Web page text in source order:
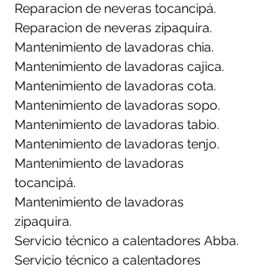
Reparacion de neveras tocancipá.
Reparacion de neveras zipaquira.
Mantenimiento de lavadoras chia.
Mantenimiento de lavadoras cajica.
Mantenimiento de lavadoras cota.
Mantenimiento de lavadoras sopo.
Mantenimiento de lavadoras tabio.
Mantenimiento de lavadoras tenjo.
Mantenimiento de lavadoras
tocancipá.
Mantenimiento de lavadoras
zipaquira.
Servicio técnico a calentadores Abba.
Servicio técnico a calentadores